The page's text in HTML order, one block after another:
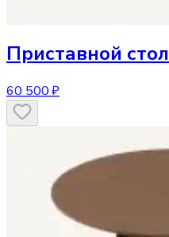
Приставной стол
60 500 ₽